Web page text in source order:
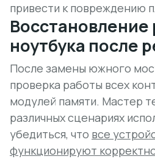
привести к повреждению
Восстановление
ноутбука после
После замены южного
проверка работы всех
модулей памяти. Мастер
различных сценариях
убедиться, что все
функционируют